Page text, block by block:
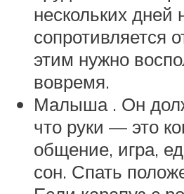
нескольких дней
сопротивляется
этим нужно
вовремя.
Малыша . Он
что руки — это
общение, игра,
сон. Спать